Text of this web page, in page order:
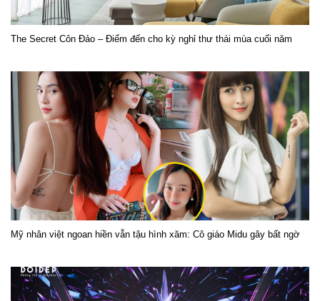
The Secret Côn Đảo – Điểm đến cho kỳ nghỉ thư thái mùa cuối năm
Mỹ nhân việt ngoan hiền vẫn tậu hình xăm: Cô giáo Midu gây bất ngờ